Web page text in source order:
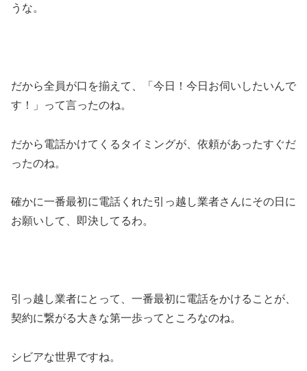
うな。
だから全員が口を揃えて、「今日！今日お伺いしたいんで
す！」って言ったのね。
だから電話かけてくるタイミングが、依頼があったすぐだ
ったのね。
確かに一番最初に電話くれた引っ越し業者さんにその日に
お願いして、即決してるわ。
引っ越し業者にとって、一番最初に電話をかけることが、
契約に繋がる大きな第一歩ってところなのね。
シビアな世界ですね。